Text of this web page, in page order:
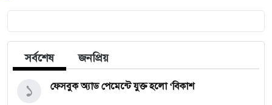
সর্বশেষ জনপ্রিয়
ফেসবুক অ্যাড পেমেন্টে যুক্ত হলো ‘বিকাশ
১